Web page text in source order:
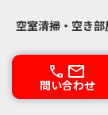
問い合わせ
空室清掃・空き
お客様の声（プ